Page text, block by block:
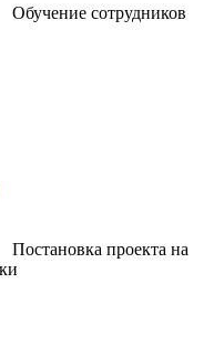
Обучение сотрудников
Постановка проекта на